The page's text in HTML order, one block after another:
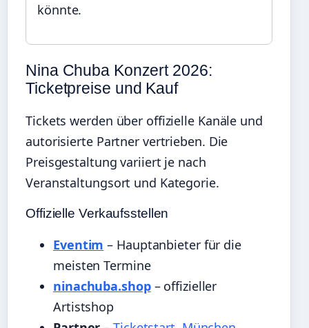
könnte.
Nina Chuba Konzert 2026:
Ticketpreise und Kauf
Tickets werden über offizielle Kanäle und
autorisierte Partner vertrieben. Die
Preisgestaltung variiert je nach
Veranstaltungsort und Kategorie.
Offizielle Verkaufsstellen
Eventim – Hauptanbieter für die
meisten Termine
ninachuba.shop– offizieller
Artistshop